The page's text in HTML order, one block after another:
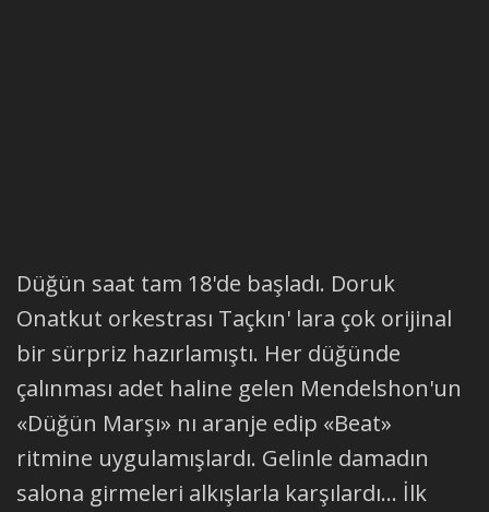
Düğün saat tam 18'de başladı. Doruk
Onatkut orkestrası Taçkın' lara çok orijinal
bir sürpriz hazırlamıştı. Her düğünde
çalınması adet haline gelen Mendelshon'un
«Düğün Marşı» nı aranje edip «Beat»
ritmine uygulamışlardı. Gelinle damadın
salona girmeleri alkışlarla karşılardı... İlk